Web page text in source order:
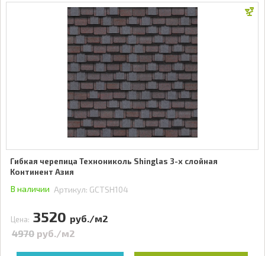
Гибкая черепица Технониколь Shinglas 3-х слойная
Континент Азия
В наличии Артикул: GCTSH104
Цена: 3520 руб./м2
4970 руб./м2